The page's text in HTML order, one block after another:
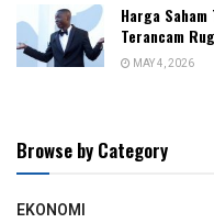
Harga
Terancam
MAY 4, 2026
Browse by Category
EKONOMI